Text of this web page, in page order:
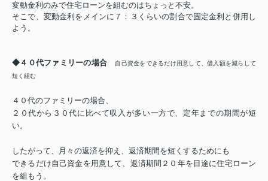
変動金利のみで住宅ローンを組むのはちょっと不安。
そこで、変動金利をメインに７：３くらいの割合で固定金利と併用し
よう。
◆４０代ファミリーの場合
自己資金をできるだけ用意して、借入額を減らして
短く組む
４０ 代のファミリーの場合、
２０代から ３０代に比べて収入が多い一方で、定年までの期間が短
い。
したがって、月々の返済を抑え、返済期間を短くするためにも
できるだけ自己資金を用意して、返済期間 ２０ 年を目途に住宅ローン
を組もう。